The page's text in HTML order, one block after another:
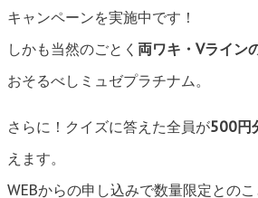
キャンペーンを実施中です！
しかも当然のごとく 両ワキ・Vライン
おそるべしミュゼプラチナム。
さらに！クイズに答えた全員が500円
えます。
WEBからの申し込みで数量限定との